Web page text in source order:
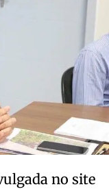
no site